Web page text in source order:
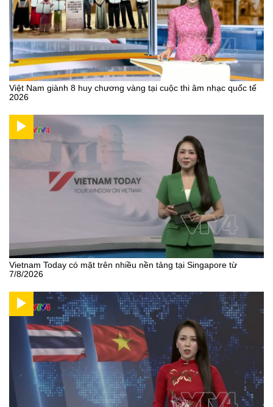
Việt Nam giành 8 huy chương vàng tại cuộc thi âm nhạc quốc tế
2026
Vietnam Today có mặt trên nhiều nền tảng tại Singapore từ
7/8/2026